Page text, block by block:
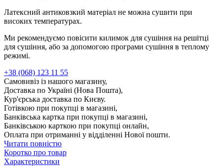
Латексний антиковзкий матеріал не можна сушити при
високих температурах.
Ми рекомендуємо повісити килимок для сушіння на решітці
для сушіння, або за допомогою програми сушіння в теплому
режимі.
+38 (068) 123 11 55
Самовивіз із нашого магазину,
Доставка по Україні (Нова Пошта),
Кур'єрська доставка по Києву.
Готівкою при покупці в магазині,
Банківська картка при покупці в магазині,
Банківською карткою при покупці онлайн,
Оплата при отриманні у відділенні Нової пошти.
Читати повністю
Коротко про товар
Характеристики